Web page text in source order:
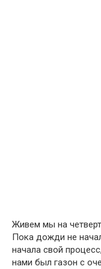
Живем мы на
Пока дожди не
начала свой
нами был газон с